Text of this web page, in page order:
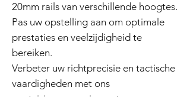
20mm rails van verschillende hoogtes.
Pas uw opstelling aan om optimale
prestaties en veelzijdigheid te
bereiken.
Verbeter uw richtprecisie en tactische
vaardigheden met ons